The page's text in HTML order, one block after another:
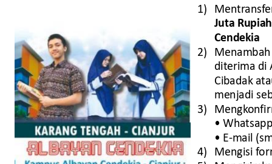
1) Mentransf
Juta
Cendekia
2)
diterima di
Cibadak at
menjadi
3) Mengk
•
• E-mail
4) Mengisi f